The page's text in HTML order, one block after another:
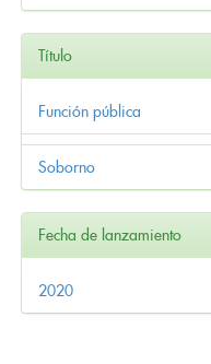
Título
Función pública
Soborno
Fecha de lanzamiento
2020